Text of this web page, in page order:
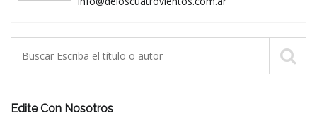
Edite Con Nosotros